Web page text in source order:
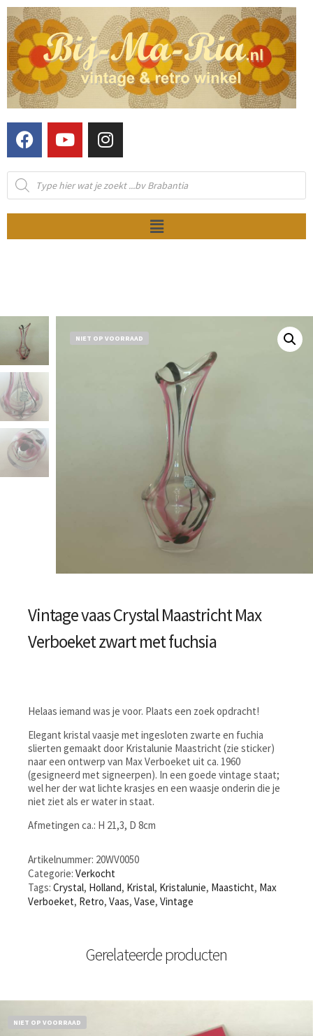
NIET OP VOORRAAD
Vintage vaas Crystal Maastricht Max
Verboeket zwart met fuchsia
Helaas iemand was je voor. Plaats een zoek opdracht!
Elegant kristal vaasje met ingesloten zwarte en fuchia
slierten gemaakt door Kristalunie Maastricht (zie sticker)
naar een ontwerp van Max Verboeket uit ca. 1960
(gesigneerd met signeerpen). In een goede vintage staat;
wel her der wat lichte krasjes en een waasje onderin die je
niet ziet als er water in staat.
Afmetingen ca.: H 21,3, D 8cm
Artikelnummer: 20WV0050
Categorie: Verkocht
Tags: Crystal, Holland, Kristal, Kristalunie, Maasticht, Max
Verboeket, Retro, Vaas, Vase, Vintage
Gerelateerde producten
NIET OP VOORRAAD